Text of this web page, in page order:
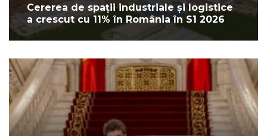
Cererea de spații industriale și logistice
a crescut cu 11% în România în S1 2026